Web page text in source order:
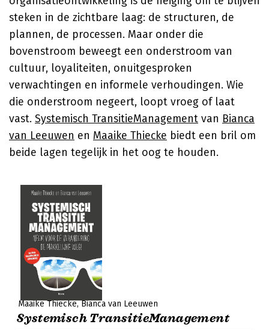
steken in de zichtbare laag: de structuren, de
plannen, de processen. Maar onder die
bovenstroom beweegt een onderstroom van
cultuur, loyaliteiten, onuitgesproken
verwachtingen en informele verhoudingen. Wie
die onderstroom negeert, loopt vroeg of laat
vast. Systemisch TransitieManagement van Bianca
van Leeuwen en Maaike Thiecke biedt een bril om
beide lagen tegelijk in het oog te houden.
Maaike Thiecke Bianca van Leeuwen
Systemisch TransitieManagement